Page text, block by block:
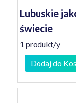
Lubuskie
świecie
1 produkt/y
Dodaj do